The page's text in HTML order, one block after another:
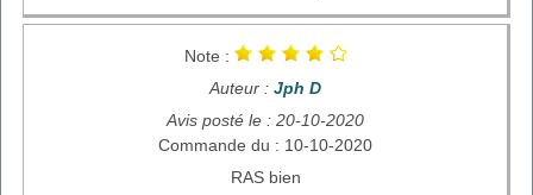
Note :
Auteur : Jph D
Avis posté le : 20-10-2020
Commande du : 10-10-2020
RAS bien